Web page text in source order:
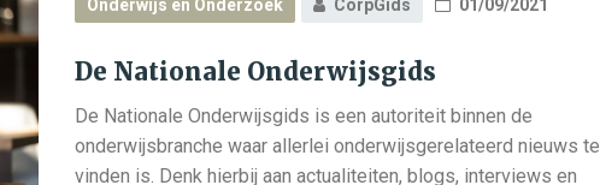
Onderwijs en Onderzoek CorpGids 01/09/2021
De Nationale Onderwijsgids
De Nationale Onderwijsgids is een autoriteit binnen de
onderwijsbranche waar allerlei onderwijsgerelateerd nieuws te
vinden is. Denk hierbij aan actualiteiten, blogs, interviews en